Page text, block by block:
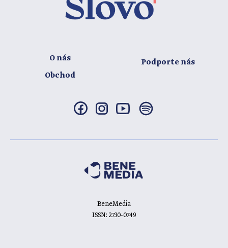
O nás
Obchod
Podporte nás
BeneMedia
ISSN: 2730-0749